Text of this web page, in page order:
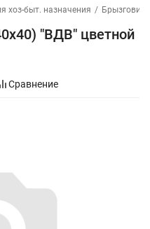
хоз-быт. назначения / Брызговики
"ВДВ" цветной
Сравнение